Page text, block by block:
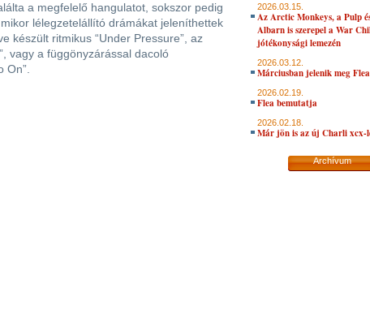
a megfelelő hangulatot, sokszor pedig
lélegzetelállító drámákat jeleníthettek
készült ritmikus “Under Pressure”, az
vagy a függönyzárással dacoló
On”.
2026.03.15.
Az Arctic Monkeys, a Pulp
Albarn is szerepel a War
jótékonysági lemezén
2026.03.12.
Márciusban jelenik meg
2026.02.19.
Flea bemutatja
2026.02.18.
Már jön is az új Charli xcx-
Archívum